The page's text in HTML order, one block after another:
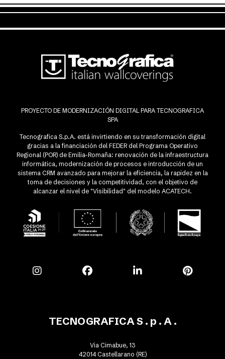
PROYECTO DE MODERNIZACIÓN DIGITAL PARA TECNOGRAFICA
SPA
Tecnografica S.p.A. está invirtiendo en su transformación digital
gracias a la financiación del FEDER del Programa Operativo
Regional (POR) de Emilia-Romaña: renovación de la infraestructura
informática, modernización de procesos e introducción de un
sistema CRM avanzado para mejorar la eficiencia, la rapidez en la
toma de decisiones y la competitividad, con el objetivo de
alcanzar el nivel de "Visibilidad" del modelo ACATECH.
TECNOGRAFICA S . p . A .
Via Cimabue, 13
42014 Castellarano (RE)